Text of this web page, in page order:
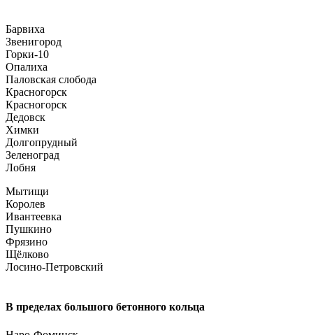
Барвиха
Звенигород
Горки-10
Опалиха
Паловская слобода
Красногорск
Красногорск
Дедовск
Химки
Долгопрудный
Зеленоград
Лобня
Мытищи
Королев
Ивантеевка
Пушкино
Фрязино
Щёлково
Лосино-Петровский
В пределах большого бетонного кольца